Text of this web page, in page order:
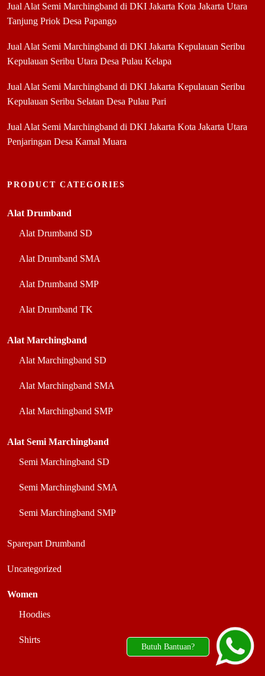
Jual Alat Semi Marchingband di DKI Jakarta Kota Jakarta Utara
Tanjung Priok Desa Papango
Jual Alat Semi Marchingband di DKI Jakarta Kepulauan Seribu
Kepulauan Seribu Utara Desa Pulau Kelapa
Jual Alat Semi Marchingband di DKI Jakarta Kepulauan Seribu
Kepulauan Seribu Selatan Desa Pulau Pari
Jual Alat Semi Marchingband di DKI Jakarta Kota Jakarta Utara
Penjaringan Desa Kamal Muara
PRODUCT CATEGORIES
Alat Drumband
Alat Drumband SD
Alat Drumband SMA
Alat Drumband SMP
Alat Drumband TK
Alat Marchingband
Alat Marchingband SD
Alat Marchingband SMA
Alat Marchingband SMP
Alat Semi Marchingband
Semi Marchingband SD
Semi Marchingband SMA
Semi Marchingband SMP
Sparepart Drumband
Uncategorized
Women
Hoodies
Shirts
Butuh Bantuan?